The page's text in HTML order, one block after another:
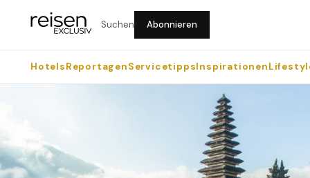
Suchen Abonnieren
HotelsReportagenServicetippsInspirationen